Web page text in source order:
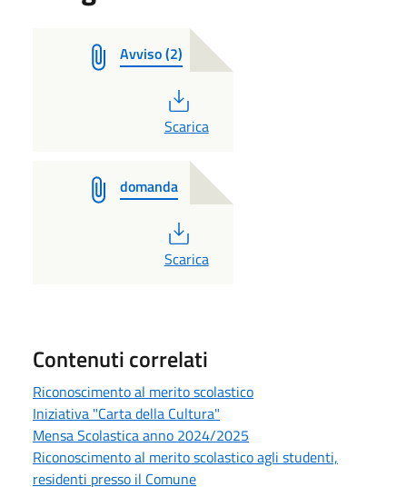
Avviso (2)
PDF
Scarica
domanda
PDF
Scarica
Contenuti correlati
Riconoscimento al merito scolastico
Iniziativa "Carta della Cultura"
Mensa Scolastica anno 2024/2025
Riconoscimento al merito scolastico agli studenti,
residenti presso il Comune